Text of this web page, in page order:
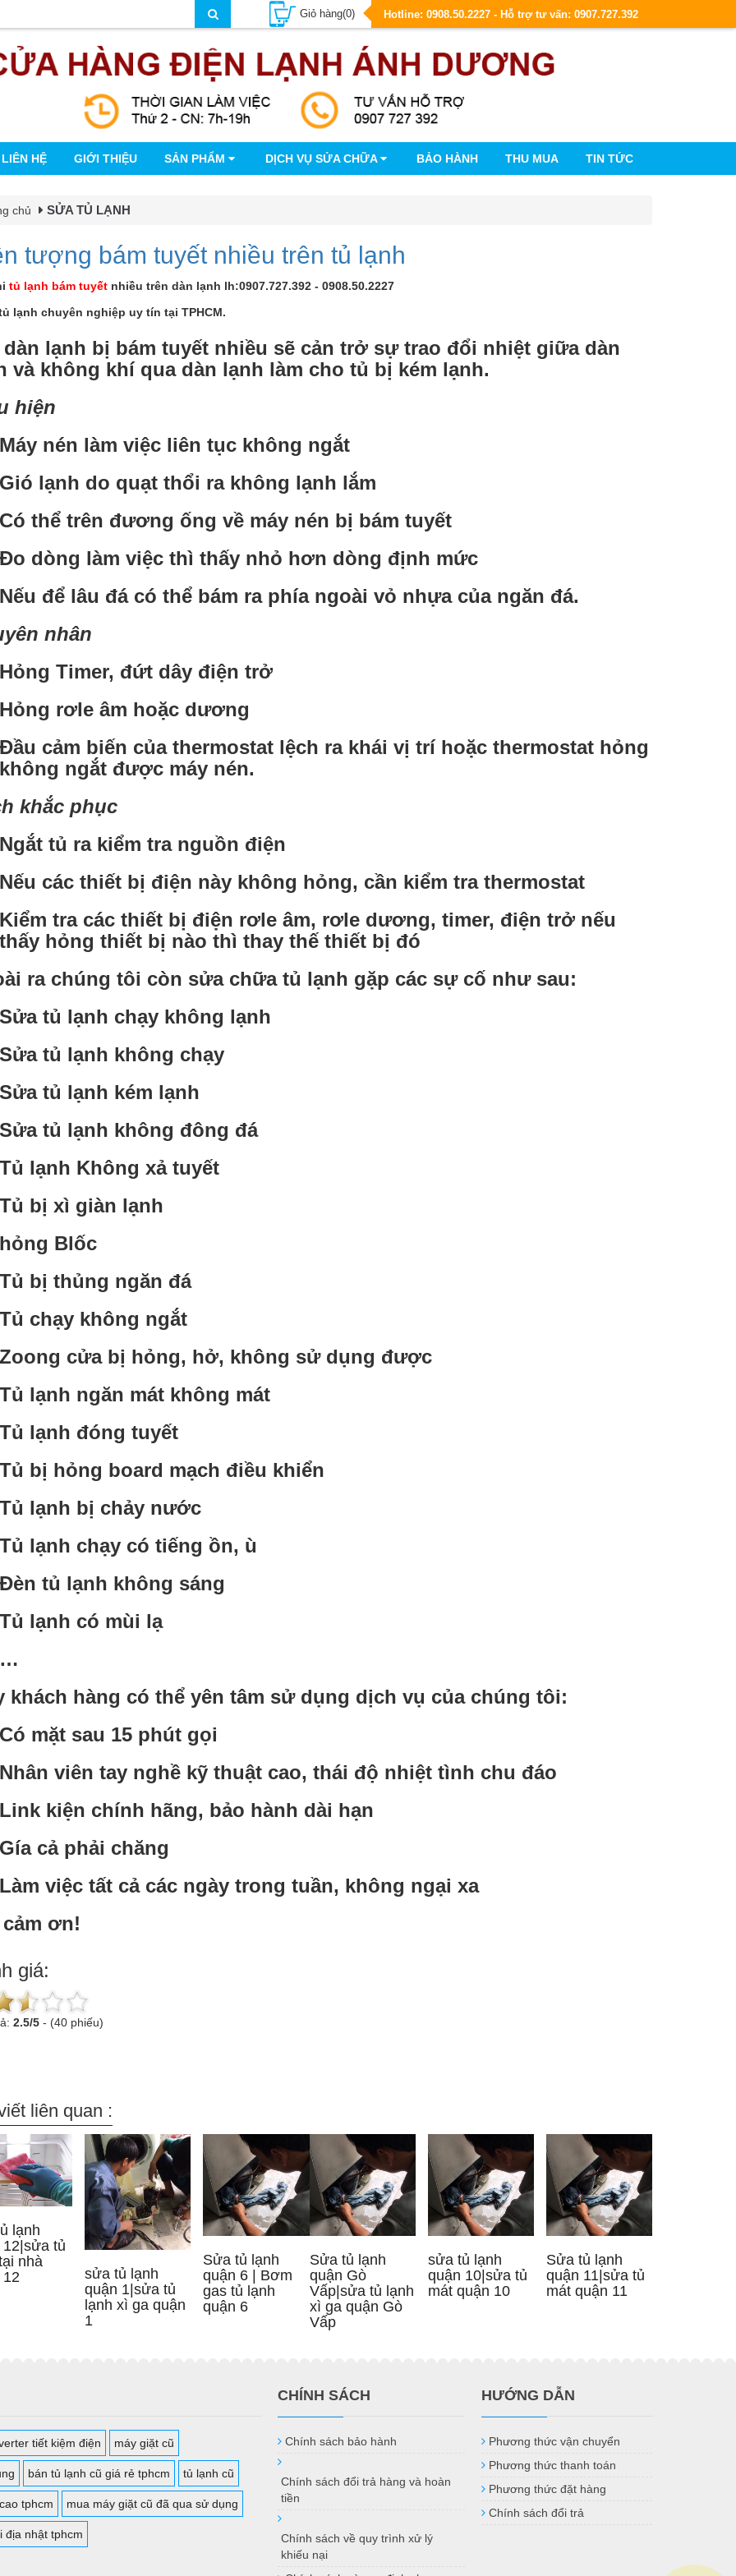
Giỏ hàng(0) Hotline: 0908.50.2227 - Hỗ trợ tư vấn: 0907.727.392
LIÊN HỆ GIỚI THIỆU SẢN PHẨM DỊCH VỤ SỬA CHỮA BẢO HÀNH THU MUA TIN TỨC
chủ SỬA TỦ LẠNH
tượng bám tuyết nhiều trên tủ lạnh
tủ lạnh bám tuyết nhiều trên dàn lạnh lh:0907.727.392 - 0908.50.2227
lạnh chuyên nghiệp uy tín tại TPHCM.
lạnh bị bám tuyết nhiều sẽ cản trở sự trao đổi nhiệt giữa dàn
và không khí qua dàn lạnh làm cho tủ bị kém lạnh.
hiện
Máy nén làm việc liên tục không ngắt
Gió lạnh do quạt thổi ra không lạnh lắm
Có thể trên đương ống về máy nén bị bám tuyết
Đo dòng làm việc thì thấy nhỏ hơn dòng định mức
Nếu để lâu đá có thể bám ra phía ngoài vỏ nhựa của ngăn đá.
nhân
Hỏng Timer, đứt dây điện trở
Hỏng rơle âm hoặc dương
Đầu cảm biến của thermostat lệch ra khái vị trí hoặc thermostat hỏng
không ngắt được máy nén.
khắc phục
Ngắt tủ ra kiểm tra nguồn điện
Nếu các thiết bị điện này không hỏng, cần kiểm tra thermostat
Kiểm tra các thiết bị điện rơle âm, rơle dương, timer, điện trở nếu
thấy hỏng thiết bị nào thì thay thế thiết bị đó
ra chúng tôi còn sửa chữa tủ lạnh gặp các sự cố như sau:
Sửa tủ lạnh chạy không lạnh
Sửa tủ lạnh không chạy
Sửa tủ lạnh kém lạnh
Sửa tủ lạnh không đông đá
Tủ lạnh Không xả tuyết
Tủ bị xì giàn lạnh
hỏng Blốc
Tủ bị thủng ngăn đá
Tủ chạy không ngắt
Zoong cửa bị hỏng, hở, không sử dụng được
Tủ lạnh ngăn mát không mát
Tủ lạnh đóng tuyết
Tủ bị hỏng board mạch điều khiển
Tủ lạnh bị chảy nước
Tủ lạnh chạy có tiếng ồn, ù
Đèn tủ lạnh không sáng
Tủ lạnh có mùi lạ
…
khách hàng có thể yên tâm sử dụng dịch vụ của chúng tôi:
Có mặt sau 15 phút gọi
Nhân viên tay nghề kỹ thuật cao, thái độ nhiệt tình chu đáo
Link kiện chính hãng, bảo hành dài hạn
Gía cả phải chăng
Làm việc tất cả các ngày trong tuần, không ngại xa
ơn!
giá:
2.5/5 - (40 phiếu)
liên quan :
lạnh
12|sửa tủ
nhà
12
sửa tủ lạnh
quận 1|sửa tủ
lạnh xì ga quận
1
Sửa tủ lạnh
quận 6 | Bơm
gas tủ lạnh
quận 6
Sửa tủ lạnh
quận Gò
Vấp|sửa tủ lạnh
xì ga quận Gò
Vấp
sửa tủ lạnh
quận 10|sửa tủ
mát quận 10
Sửa tủ lạnh
quận 11|sửa tủ
mát quận 11
tiết kiệm điện máy giặt cũ
bán tủ lạnh cũ giá rẻ tphcm tủ lạnh cũ
tphcm mua máy giặt cũ đã qua sử dụng
địa nhật tphcm
CHÍNH SÁCH
Chính sách bảo hành
Chính sách đổi trả hàng và hoàn
tiền
Chính sách về quy trình xử lý
khiếu nại
HƯỚNG DẪN
Phương thức vận chuyển
Phương thức thanh toán
Phương thức đặt hàng
Chính sách đổi trả